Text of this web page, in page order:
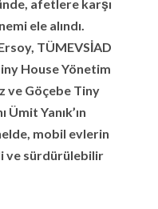
afetlere karşı
ele alındı.
TÜMEVSİAD
House Yönetim
ve Göçebe Tiny
Yanık’ın
mobil evlerin
ve sürdürülebilir